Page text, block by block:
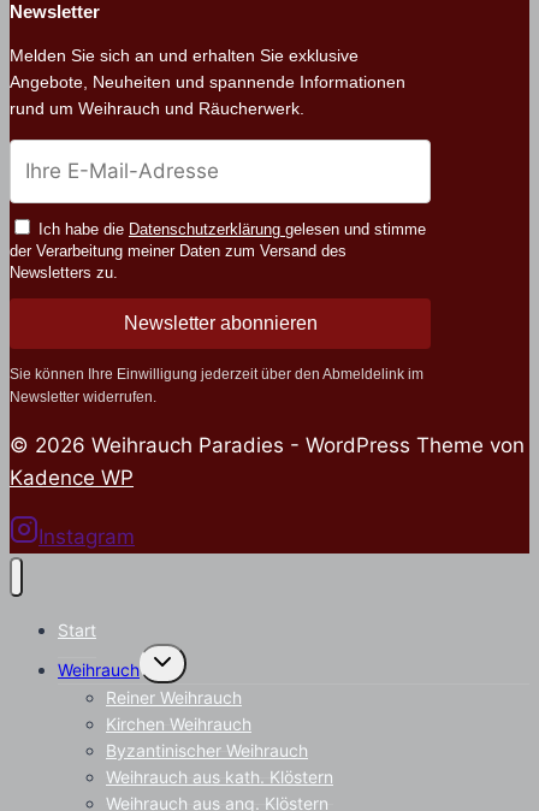
Newsletter
Melden Sie sich an und erhalten Sie exklusive
Angebote, Neuheiten und spannende Informationen
rund um Weihrauch und Räucherwerk.
Ich habe die Datenschutzerklärung gelesen und stimme
der Verarbeitung meiner Daten zum Versand des
Newsletters zu.
Newsletter abonnieren
Sie können Ihre Einwilligung jederzeit über den Abmeldelink im
Newsletter widerrufen.
© 2026 Weihrauch Paradies - WordPress Theme von
Kadence WP
Instagram
Start
Weihrauch
Untermenü
umschalten
Reiner Weihrauch
Kirchen Weihrauch
Byzantinischer Weihrauch
Weihrauch aus kath. Klöstern
Weihrauch aus ang. Klöstern